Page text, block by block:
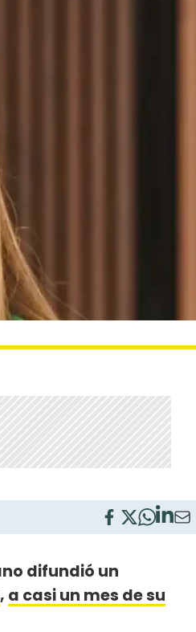
difundió un
, a casi un mes de su